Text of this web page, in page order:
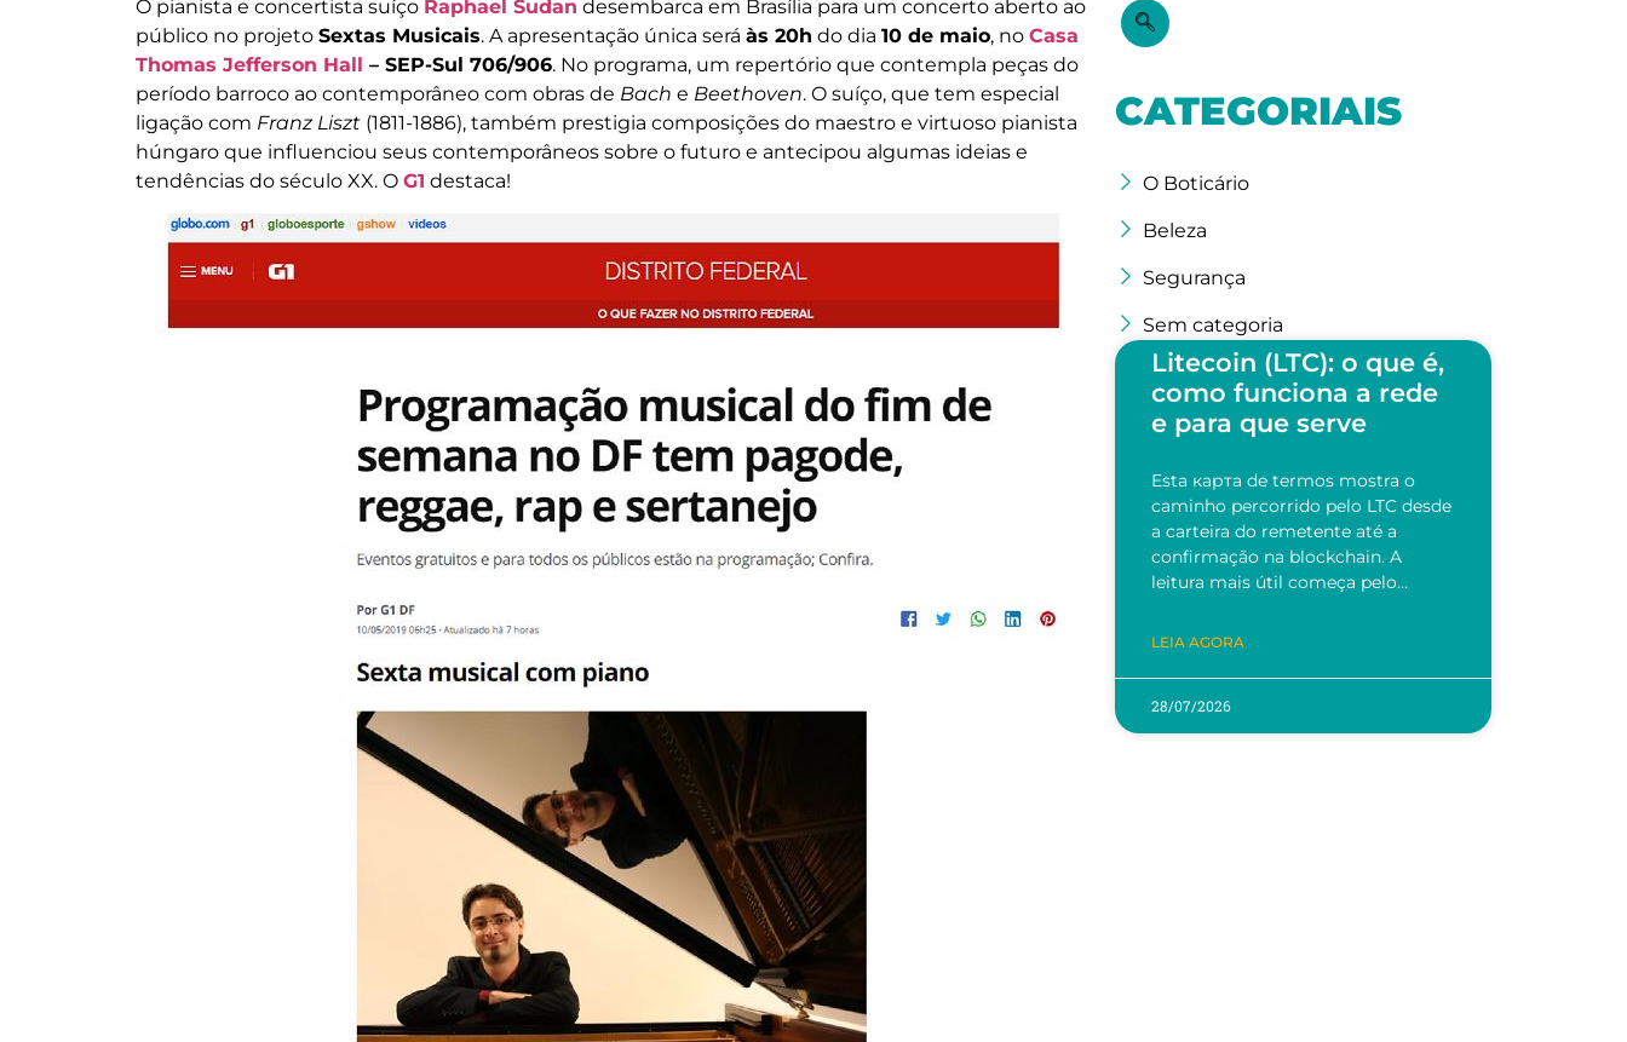
O pianista e concertista suíço Raphael Sudan desembarca em Brasília para um concerto aberto ao
público no projeto Sextas Musicais. A apresentação única será às 20h do dia 10 de maio, no Casa
Thomas Jefferson Hall – SEP-Sul 706/906. No programa, um repertório que contempla peças do
período barroco ao contemporâneo com obras de Bach e Beethoven. O suíço, que tem especial
ligação com Franz Liszt (1811-1886), também prestigia composições do maestro e virtuoso pianista
húngaro que influenciou seus contemporâneos sobre o futuro e antecipou algumas ideias e
tendências do século XX. O G1 destaca!
CATEGORIAIS
O Boticário
Beleza
Segurança
Sem categoria
Litecoin (LTC): o que é,
como funciona a rede
e para que serve
Esta карта de termos mostra o
caminho percorrido pelo LTC desde
a carteira do remetente até a
confirmação na blockchain. A
leitura mais útil começa pelo…
LEIA AGORA
28/07/2026